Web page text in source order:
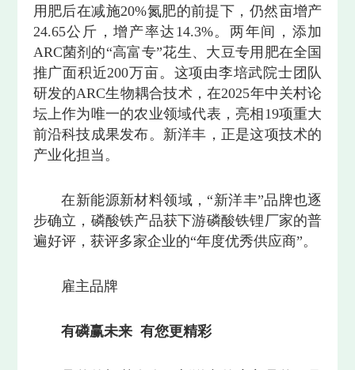
用肥后在减施20%氮肥的前提下，仍然亩增产
24.65公斤，增产率达14.3%。两年间，添加
ARC菌剂的“高富专”花生、大豆专用肥在全国
推广面积近200万亩。这项由李培武院士团队
研发的ARC生物耦合技术，在2025年中关村论
坛上作为唯一的农业领域代表，亮相19项重大
前沿科技成果发布。新洋丰，正是这项技术的
产业化担当。
在新能源新材料领域，“新洋丰”品牌也逐
步确立，磷酸铁产品获下游磷酸铁锂厂家的普
遍好评，获评多家企业的“年度优秀供应商”。
雇主品牌
有磷赢未来 有您更精彩